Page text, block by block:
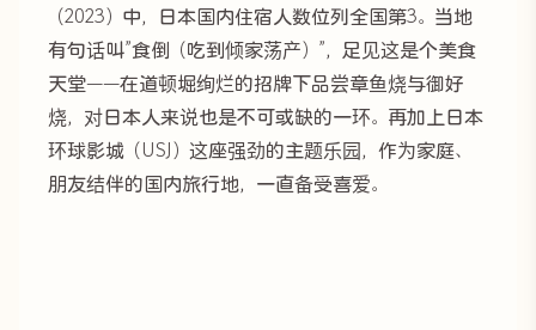
（2023）中，日本国内住宿人数位列全国第3。当地
有句话叫”食倒（吃到倾家荡产）”，足见这是个美食
天堂——在道顿堀绚烂的招牌下品尝章鱼烧与御好
烧，对日本人来说也是不可或缺的一环。再加上日本
环球影城（USJ）这座强劲的主题乐园，作为家庭、
朋友结伴的国内旅行地，一直备受喜爱。